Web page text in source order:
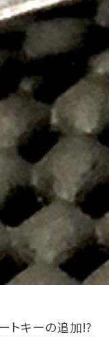
トキーの追加⁉